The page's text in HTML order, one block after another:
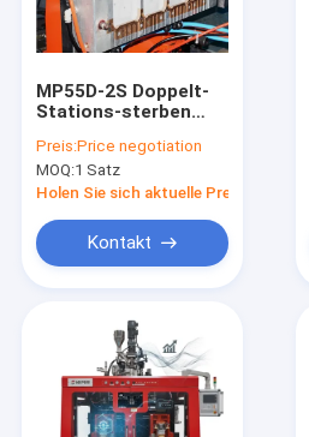
Produkte
Über uns
MP55D-2S Doppelt-
Stations-sterben
Blasformen-
Maschine mit 2 Kopf
und 2 Schicht
Preis:Price negotiation
MOQ:1 Satz
Holen Sie sich aktuelle Preis
Kontakt